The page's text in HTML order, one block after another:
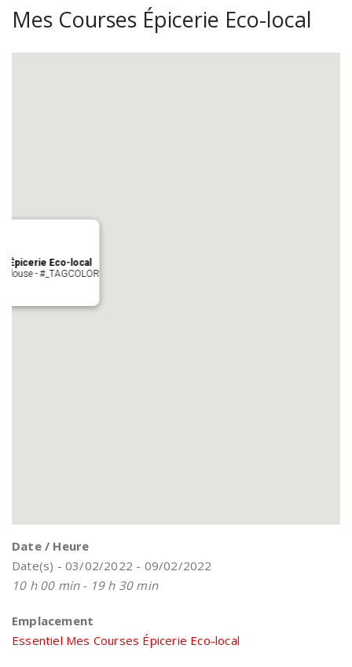
Mes Courses Épicerie Eco-local
Épicerie Eco-local
- #_TAGCOLOR
Date / Heure
Date(s) - 03/02/2022 - 09/02/2022
10 h 00 min - 19 h 30 min
Emplacement
Essentiel Mes Courses Épicerie Eco-local